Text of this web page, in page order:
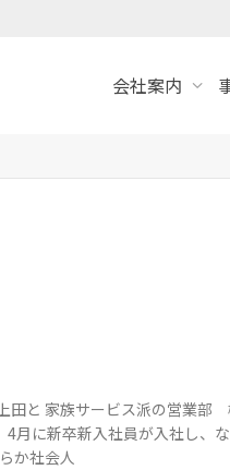
会社案内
と 家族サービス派の営業部
月に新卒新入社員が入社し、
か社会人